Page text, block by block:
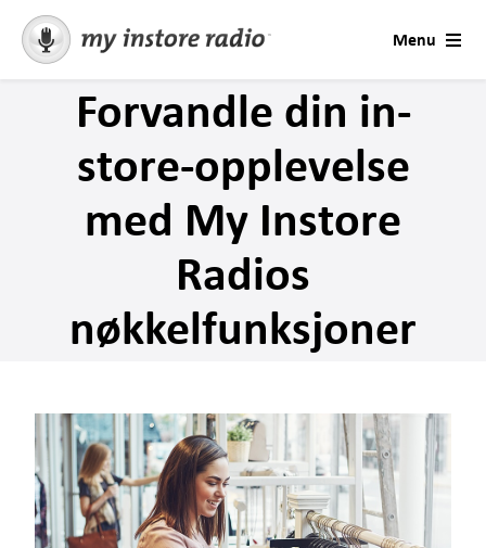
content
Menu
Løsninger
Konsultasjon
Virksomhetstyper
Priser
Prøv gratis
Kontakt
Forvandle din in-
store-opplevelse
med My Instore
Radios
nøkkelfunksjoner